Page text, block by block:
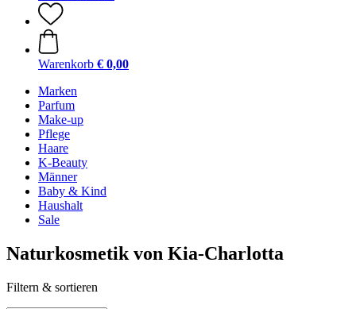
Warenkorb € 0,00
Marken
Parfum
Make-up
Pflege
Haare
K-Beauty
Männer
Baby & Kind
Haushalt
Sale
Naturkosmetik von Kia-Charlotta
Filtern & sortieren